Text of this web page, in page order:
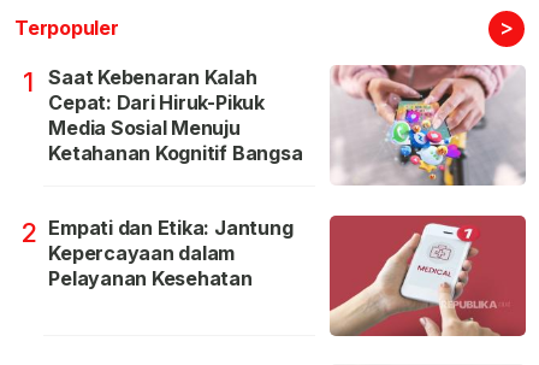
Terpopuler >
1
Saat Kebenaran Kalah
Cepat: Dari Hiruk-Pikuk
Media Sosial Menuju
Ketahanan Kognitif Bangsa
2 Empati dan Etika: Jantung
Kepercayaan dalam
Pelayanan Kesehatan